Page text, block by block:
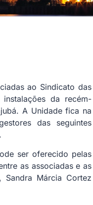
ao Sindicato das
da recém-
A Unidade fica na
das seguintes
ser oferecido pelas
as associadas e as
Sandra Márcia Cortez